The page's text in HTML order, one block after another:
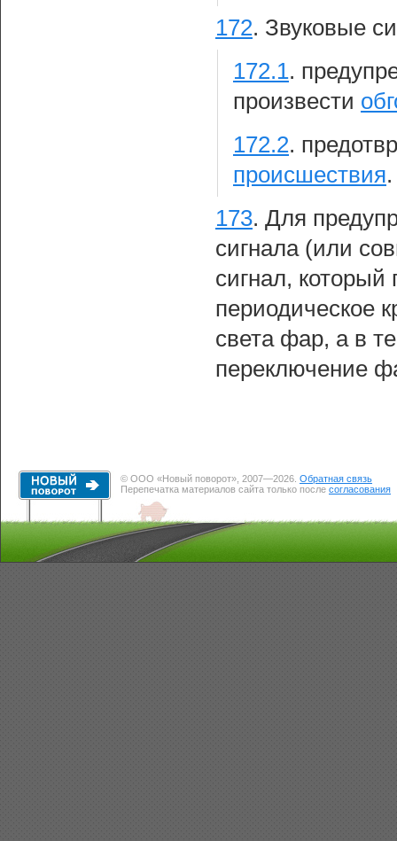
172. Звуковые
172.1.
произвести
172.2.
происшествия.
173. Для
сигнала (или
сигнал, который
периодическое
света фар, а в
переключение
© ООО «Новый поворот», 2007—2026. Обратная связь
Перепечатка материалов сайта только после согласования